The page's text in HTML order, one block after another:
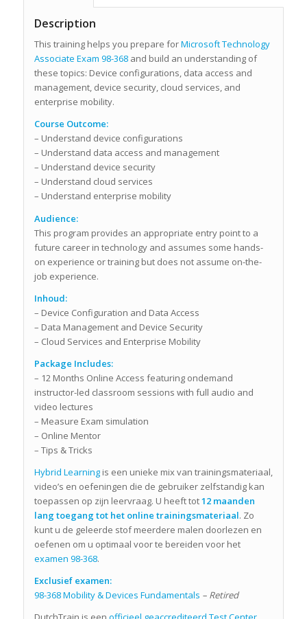
Description
This training helps you prepare forMicrosoft Technology
Associate Exam 98-368and build an understanding of
these topics: Device configurations, data access and
management, device security, cloud services, and
enterprise mobility.
Course Outcome:
– Understand device configurations
– Understand data access and management
– Understand device security
– Understand cloud services
– Understand enterprise mobility
Audience:
This program provides an appropriate entry point to a
future career in technology and assumes some hands-
on experience or training but does not assume on-the-
job experience.
Inhoud:
– Device Configuration and Data Access
– Data Management and Device Security
– Cloud Services and Enterprise Mobility
Package Includes:
– 12 Months Online Access featuring ondemand
instructor-led classroom sessions with full audio and
video lectures
– Measure Exam simulation
– Online Mentor
– Tips & Tricks
Hybrid Learningis een unieke mix van trainingsmateriaal,
video’s en oefeningen die de gebruiker zelfstandig kan
toepassen op zijn leervraag. U heeft tot12 maanden
lang toegang tot het online trainingsmateriaal. Zo
kunt u de geleerde stof meerdere malen doorlezen en
oefenen om u optimaal voor te bereiden voor het
examen 98-368.
Exclusief examen:
98-368 Mobility & Devices Fundamentals – Retired